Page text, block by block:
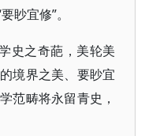
眇宜修”。
史之奇葩，美轮美
境界之美、要眇宜
范畴将永留青史，